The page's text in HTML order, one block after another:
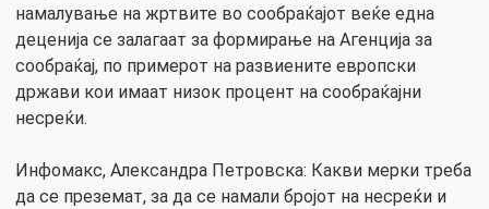
намалување на жртвите во сообраќајот веќе една
деценија се залагаат за формирање на Агенција за
сообраќај, по примерот на развиените европски
држави кои имаат низок процент на сообраќајни
несреќи.
Инфомакс, Александра Петровска: Какви мерки треба
да се преземат, за да се намали бројот на несреќи и